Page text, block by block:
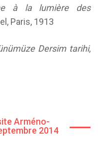
à la lumière des
Paris, 1913
Dersim tarihi,
Arméno-
2014